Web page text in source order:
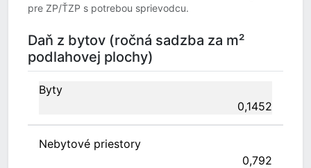
pre ZP/ŤZP s potrebou sprievodcu.
Daň z bytov (ročná sadzba za m²
podlahovej plochy)
Byty
0,1452
Nebytové priestory
0,792